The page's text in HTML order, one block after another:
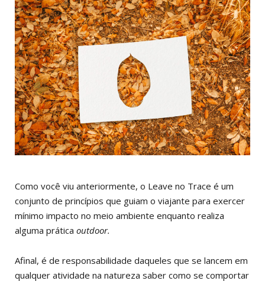
Como você viu anteriormente, o Leave no Trace é um
conjunto de princípios que guiam o viajante para exercer
mínimo impacto no meio ambiente enquanto realiza
alguma prática outdoor.
Afinal, é de responsabilidade daqueles que se lancem em
qualquer atividade na natureza saber como se comportar